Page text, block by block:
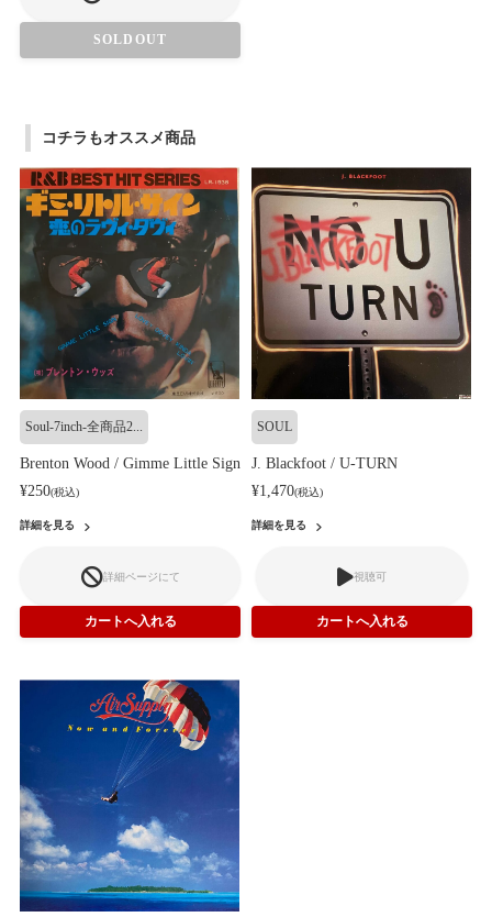
SOLDOUT
コチラもオススメ商品
Soul-7inch-全商品2...
Brenton Wood / Gimme Little Sign
¥250(税込)
詳細を見る
詳細ページにて
SOUL
J. Blackfoot / U-TURN
¥1,470(税込)
詳細を見る
視聴可